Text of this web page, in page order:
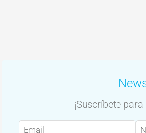
¡Suscríbete